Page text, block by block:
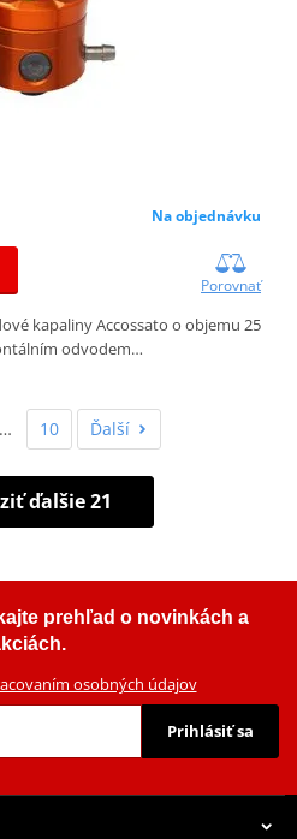
Na objednávku
Porovnať
kapaliny Accossato o objemu 25
odvodem…
… 10 Ďalší
ďalšie 21
prehľad o novinkách a
osobných údajov
Prihlásiť sa